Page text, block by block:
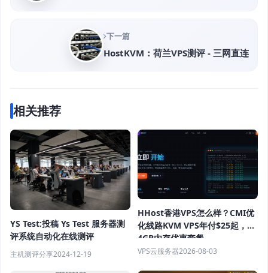
下一篇
HostKVM：荷兰VPS测评 - 三网直连
相关推荐
YS Test:投稿 Ys Test 服务器测
评系统自动化在线测评
主机测评分享2024-12-19
HHost香港VPS怎么样？CMI优
化线路KVM VPS年付$25起，
4GB内存优惠套餐
VPS云服务器2026-08-03